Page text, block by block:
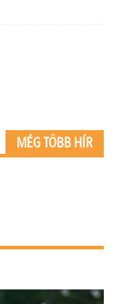
MÉG TÖBB HÍR